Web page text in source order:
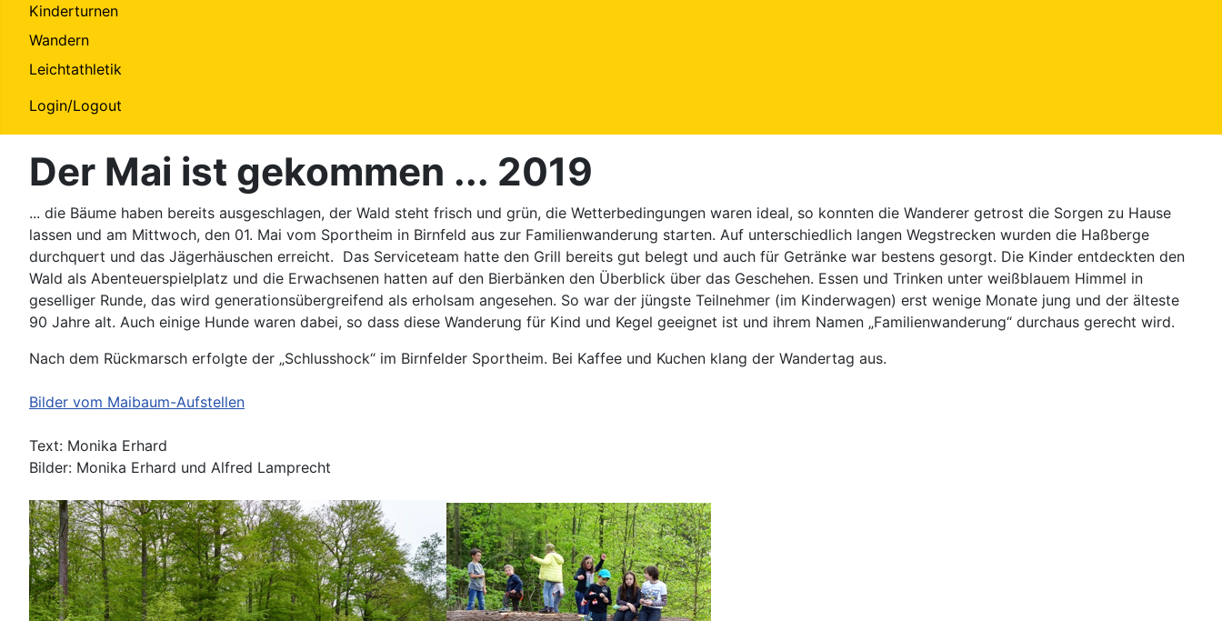
Kinderturnen
Wandern
Leichtathletik
Login/Logout
Der Mai ist gekommen ... 2019
... die Bäume haben bereits ausgeschlagen, der Wald steht frisch und grün, die Wetterbedingungen waren ideal, so konnten die Wanderer getrost die Sorgen zu Hause
lassen und am Mittwoch, den 01. Mai vom Sportheim in Birnfeld aus zur Familienwanderung starten. Auf unterschiedlich langen Wegstrecken wurden die Haßberge
durchquert und das Jägerhäuschen erreicht. Das Serviceteam hatte den Grill bereits gut belegt und auch für Getränke war bestens gesorgt. Die Kinder entdeckten den
Wald als Abenteuerspielplatz und die Erwachsenen hatten auf den Bierbänken den Überblick über das Geschehen. Essen und Trinken unter weißblauem Himmel in
geselliger Runde, das wird generationsübergreifend als erholsam angesehen. So war der jüngste Teilnehmer (im Kinderwagen) erst wenige Monate jung und der älteste
90 Jahre alt. Auch einige Hunde waren dabei, so dass diese Wanderung für Kind und Kegel geeignet ist und ihrem Namen „Familienwanderung“ durchaus gerecht wird.
Nach dem Rückmarsch erfolgte der „Schlusshock“ im Birnfelder Sportheim. Bei Kaffee und Kuchen klang der Wandertag aus.
Bilder vom Maibaum-Aufstellen
Text: Monika Erhard
Bilder: Monika Erhard und Alfred Lamprecht